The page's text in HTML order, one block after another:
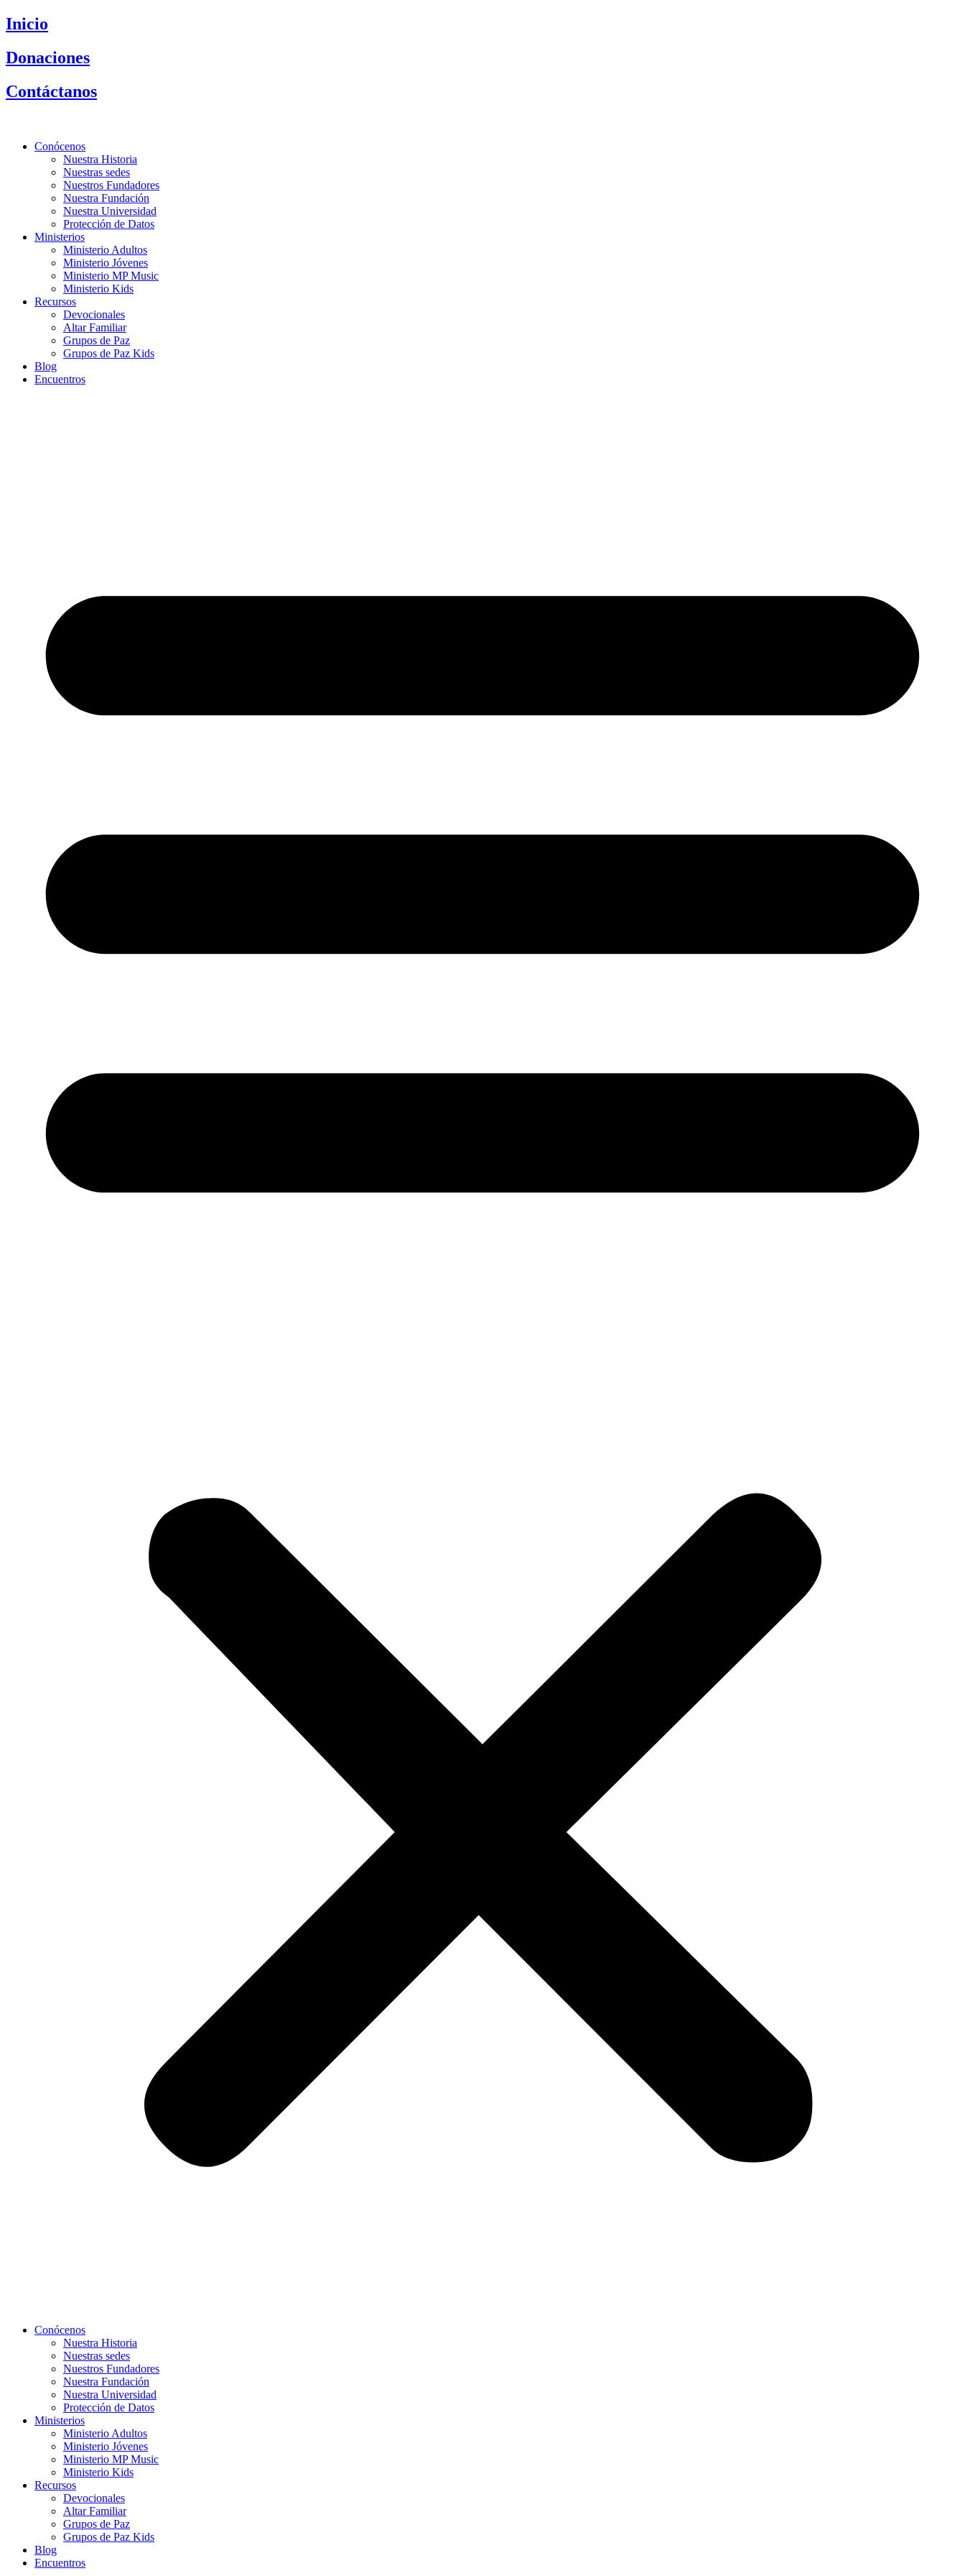
Saltar
al
Inicio
Donaciones
Contáctanos
Conócenos
Nuestra Historia
Nuestras sedes
Nuestros Fundadores
Nuestra Fundación
Nuestra Universidad
Protección de Datos
Ministerios
Ministerio Adultos
Ministerio Jóvenes
Ministerio MP Music
Ministerio Kids
Recursos
Devocionales
Altar Familiar
Grupos de Paz
Grupos de Paz Kids
Blog
Encuentros
Conócenos
Nuestra Historia
Nuestras sedes
Nuestros Fundadores
Nuestra Fundación
Nuestra Universidad
Protección de Datos
Ministerios
Ministerio Adultos
Ministerio Jóvenes
Ministerio MP Music
Ministerio Kids
Recursos
Devocionales
Altar Familiar
Grupos de Paz
Grupos de Paz Kids
Blog
Encuentros